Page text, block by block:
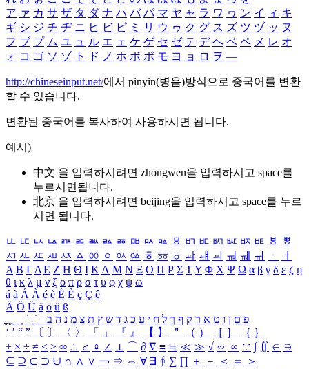
ア ァ カ サ ザ タ ダ ナ ハ バ パ マ ヤ ャ ラ ワ ヮ ン イ ィ キ
ギ シ ジ チ ヂ ニ ヒ ビ ピ ミ リ ウ ゥ ク グ ス ズ ツ ヅ ッ ヌ
フ ブ プ ム ユ ュ ル エ ェ ケ ゲ セ ゼ テ デ ヘ ベ ペ メ レ オ
ォ コ ゴ ソ ゾ ト ド ノ ホ ボ ポ モ ヨ ョ ロ ヲ ―
http://chineseinput.net/에서 pinyin(병음)방식으로 중국어를 변환
할 수 있습니다.
변환된 중국어를 복사하여 사용하시면 됩니다.
예시)
中文 을 입력하시려면 zhongwen을 입력하시고 space를
누르시면됩니다.
北京 을 입력하시려면 beijing을 입력하시고 space를 누르
시면 됩니다.
ㅥ ㅦ ㅧ ㅨ ㅩ ㅪ ㅫ ㅬ ㅭ ㅮ ㅯ ㅰ ㅱ ㅲ ㅳ ㅴ ㅵ ㅶ ㅷ ㅸ
ㅹ
ㅺ ㅻ ㅼ ㅽ ㅾ ㅿ ㆀ ㆁ ㆂ ㆃ ㆄ ㆅ ㆆ ㆇ ㆈ ㆉ ㆊ ㆋ ㆌ ㆍ
ㆎ
Α Β ΓΔ Ε Ζ Η Θ Ι ΚΛ Μ Ν Ξ Ο Π Ρ Σ ΤΥ Φ Χ Ψ Ω α β γ δ ε ζ η
θ ι κ λ μ ν ξ ο π ρ σ τ υ φ χ ψ ω
á à Á À é è É È ç Ç ê
Ä Ö Ü ä ö ü ß
ִֶֹ ֻּ ׁׂ פ ם ן ו ט א ר ק ף ך ל ח י ע כ ג ד ש ץ ת צ מ נ ה ב
‘ ’ “ ” 〔 〕 〈 〉 「 」 『 』 【 】 ＂ （ ） ［ ］ ｛ ｝
± × ÷ ≠ ≤ ≥ ∞ ∴ ♂ ♀ ∠ ⊥ ⌒ ∂ ∇ ≡ ≒ ≪ ≫ √ ∽ ∝ ∵ ∫ ∬ ∈ ∋
⊆ ⊇ ⊂ ⊃ ∪ ∩ ∧ ∨ ￢ ⇒ ⇔ ∀ ∃ ∮ ∑ ∏ ＋ － ＜ ＝
＞